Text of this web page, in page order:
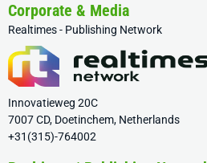
Corporate & Media
Realtimes - Publishing Network
Innovatieweg 20C
7007 CD, Doetinchem, Netherlands
+31(315)-764002